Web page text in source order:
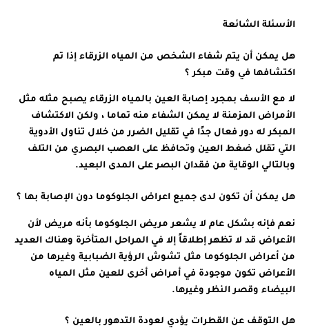
الأسئلة الشائعة
هل يمكن أن يتم شفاء الشخص من المياه الزرقاء إذا تم
اكتشافها في وقت مبكر ؟
لا مع الأسف بمجرد إصابة العين بالمياه الزرقاء يصبح مثله مثل
الأمراض المزمنة لا يمكن الشفاء منه تماما ، ولكن الاكتشاف
المبكر له دور فعال جدًا في تقليل الضرر من خلال تناول الأدوية
التي تقلل ضغط العين وتحافظ على العصب البصري من التلف
وبالتالي الوقاية من فقدان البصر على المدى البعيد.
هل يمكن أن تكون لدى جميع اعراض الجلوكوما دون الإصابة بها ؟
نعم فإنه بشكل عام لا يشعر مريض الجلوكوما بأنه مريض لأن
الأعراض قد لا تظهر إطلاقاً إلا في المراحل المتأخرة وهناك العديد
من أعراض الجلوكوما مثل تشوش الرؤية الضبابية وغيرها من
الأعراض تكون موجودة في أمراض أخرى للعين مثل المياه
البيضاء وقصر النظر وغيرها.
هل التوقف عن القطرات يؤدي لعودة التدهور بالعين ؟